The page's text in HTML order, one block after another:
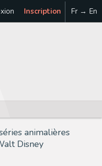
Inscription Fr → En
animalières
Disney